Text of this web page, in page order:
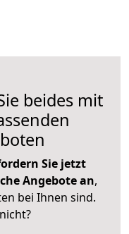
beides mit
Sie jetzt
Angebote an,
bei Ihnen sind.